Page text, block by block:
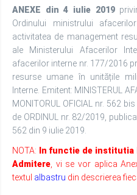
ANEXE din 4 iulie 2019
Ordinului ministrului
activitatea de management
ale Ministerului Afacerilor
afacerilor interne nr. 177/2016
resurse umane în unitățile
Interne. Emitent: MINISTERUL
MONITORUL OFICIAL nr. 562
de ORDINUL nr. 82/2019,
562 din 9 iulie 2019.
NOTA:
In functie de institutia
Admitere , vi se vor aplica
textul albastru din descrierea